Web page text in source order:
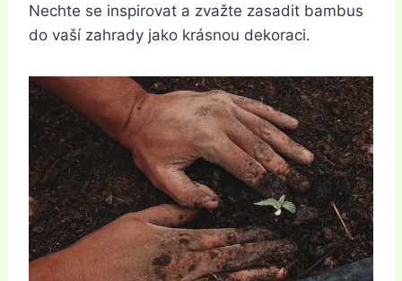
Nechte se inspirovat a zvažte zasadit bambus
do vaší zahrady jako krásnou dekoraci.